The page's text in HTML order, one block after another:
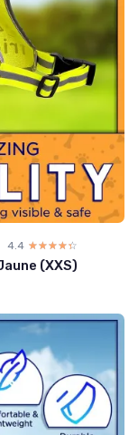
4.4 ☆☆☆☆☆
★★★★★
(XXS)